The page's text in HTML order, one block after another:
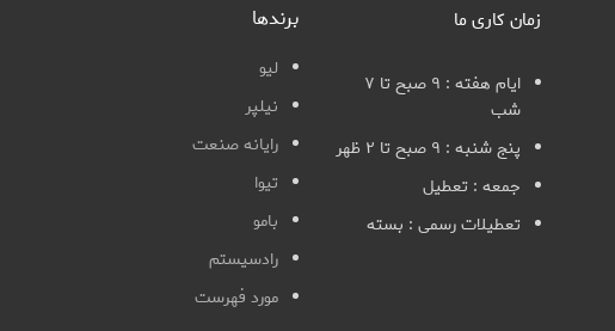
زمان کاری ما
ایام هفته : ۹ صبح تا ۷
شب
پنج شنبه : ۹ صبح تا ۲ ظهر
جمعه : تعطیل
تعطیلات رسمی : بسته
برندها
لیو
نیلپر
رایانه صنعت
تیوا
بامو
رادسیستم
مورد فهرست